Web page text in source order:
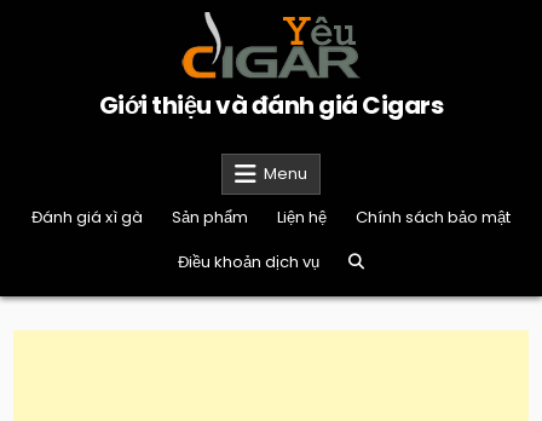
Giới thiệu và đánh giá Cigars
Menu
Đánh giá xì gà
Sản phẩm Liện hệ
Chính sách bảo mật
Điều khoản dịch vụ